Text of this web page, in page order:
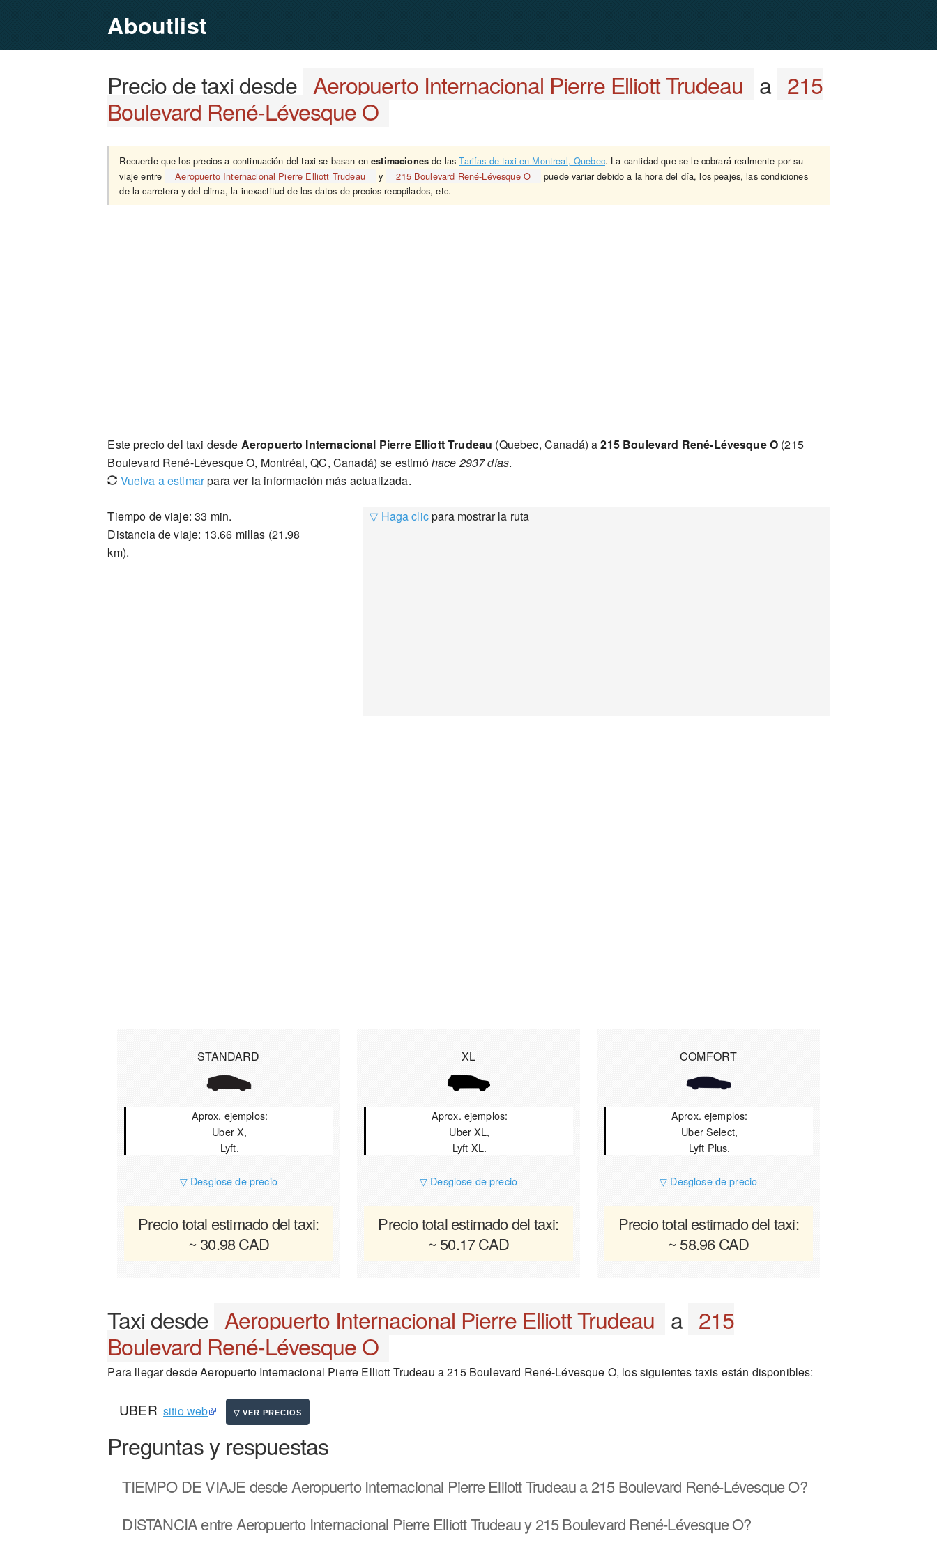
Aboutlist
Precio de taxi desde Aeropuerto Internacional Pierre Elliott Trudeau a 215
Boulevard René-Lévesque O
Recuerde que los precios a continuación del taxi se basan enestimaciones de lasTarifas de taxi en Montreal, Quebec. La cantidad que se le cobrará realmente por su
viaje entre
Aeropuerto Internacional Pierre Elliott Trudeau y 215 Boulevard René-Lévesque O
puede variar debido a la hora del día, los peajes, las condiciones
de la carretera y del clima, la inexactitud de los datos de precios recopilados, etc.
Este precio del taxi desde Aeropuerto Internacional Pierre Elliott Trudeau (Quebec, Canadá) a215 Boulevard René-Lévesque O (215
Boulevard René-Lévesque O, Montréal, QC, Canadá) se estimóhace 2937 días.
Vuelva a estimarpara ver la información más actualizada.
Tiempo de viaje: 33 min.
Distancia de viaje: 13.66 millas (21.98
km).
▽ Haga clicpara mostrar la ruta
STANDARD
Aprox. ejemplos:
Uber X,
Lyft.
▽ Desglose de precio
Precio total estimado del taxi:
~ 30.98 CAD
XL
Aprox. ejemplos:
Uber XL,
Lyft XL.
▽ Desglose de precio
Precio total estimado del taxi:
~ 50.17 CAD
COMFORT
Aprox. ejemplos:
Uber Select,
Lyft Plus.
▽ Desglose de precio
Precio total estimado del taxi:
~ 58.96 CAD
Taxi desde Aeropuerto Internacional Pierre Elliott Trudeau a 215
Boulevard René-Lévesque O
Para llegar desde Aeropuerto Internacional Pierre Elliott Trudeau a 215 Boulevard René-Lévesque O, los siguientes taxis están disponibles:
UBER sitio web
Preguntas y respuestas
TIEMPO DE VIAJEdesde Aeropuerto Internacional Pierre Elliott Trudeau a 215 Boulevard René-Lévesque O?
DISTANCIAentre Aeropuerto Internacional Pierre Elliott Trudeau y 215 Boulevard René-Lévesque O?